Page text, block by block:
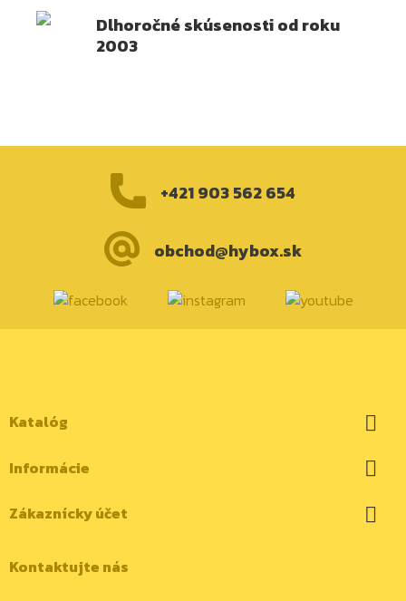
Dlhoročné skúsenosti od roku
2003
+421 903 562 654
obchod@hybox.sk
Katalóg 
Informácie 
Zákaznícky účet 
Kontaktujte nás